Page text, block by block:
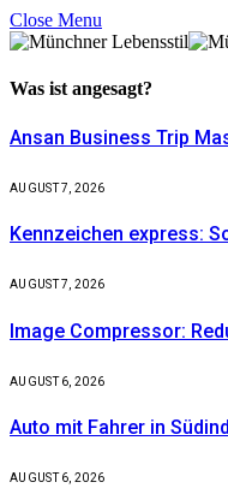
Close Menu
Was ist angesagt?
Ansan Business Trip
AUGUST 7, 2026
Kennzeichen express:
AUGUST 7, 2026
Image Compressor:
AUGUST 6, 2026
Auto mit Fahrer in
AUGUST 6, 2026